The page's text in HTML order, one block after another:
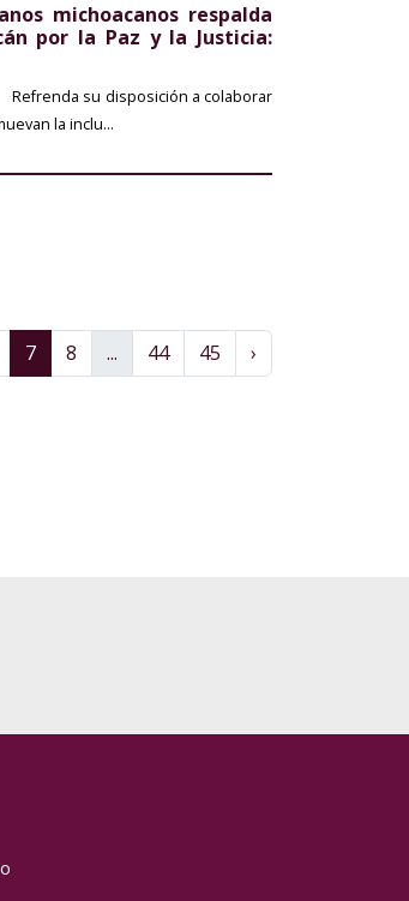
michoacanos respalda
por la Paz y la Justicia:
Refrenda su disposición a colaborar
la inclu...
7 8 ... 44 45 ›